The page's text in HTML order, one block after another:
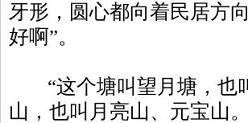
牙形，圆心都向着民居方
好啊”。
“这个塘叫望月塘，也
山，也叫月亮山、元宝山